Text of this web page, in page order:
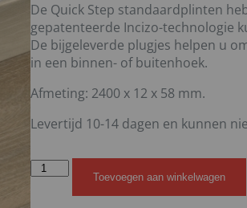
De Quick Step standaardplinten
gepatenteerde Incizo-technologie
De bijgeleverde plugjes helpen u
in een binnen- of buitenhoek.
Afmeting: 2400 x 12 x 58 mm.
Levertijd 10-14 dagen en kunnen
Toevoegen aan winkelwagen